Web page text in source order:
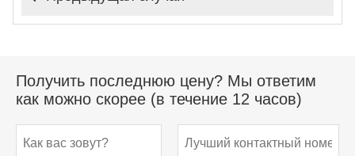
Получить последнюю цену? Мы ответим
как можно скорее (в течение 12 часов)